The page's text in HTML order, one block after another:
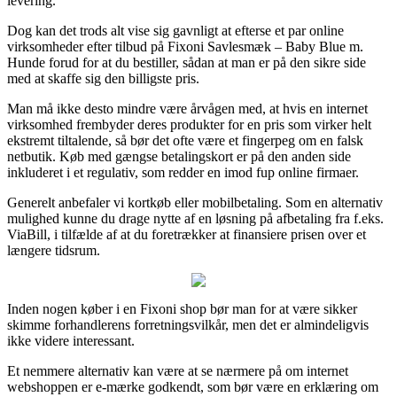
Dog kan det trods alt vise sig gavnligt at efterse et par online
virksomheder efter tilbud på Fixoni Savlesmæk – Baby Blue m.
Hunde forud for at du bestiller, sådan at man er på den sikre side
med at skaffe sig den billigste pris.
Man må ikke desto mindre være årvågen med, at hvis en internet
virksomhed frembyder deres produkter for en pris som virker helt
ekstremt tiltalende, så bør det ofte være et fingerpeg om en falsk
netbutik. Køb med gængse betalingskort er på den anden side
inkluderet i et regulativ, som redder en imod fup online firmaer.
Generelt anbefaler vi kortkøb eller mobilbetaling. Som en alternativ
mulighed kunne du drage nytte af en løsning på afbetaling fra f.eks.
ViaBill, i tilfælde af at du foretrækker at finansiere prisen over et
længere tidsrum.
Inden nogen køber i en Fixoni shop bør man for at være sikker
skimme forhandlerens forretningsvilkår, men det er almindeligvis
ikke videre interessant.
Et nemmere alternativ kan være at se nærmere på om internet
webshoppen er e-mærke godkendt, som bør være en erklæring om